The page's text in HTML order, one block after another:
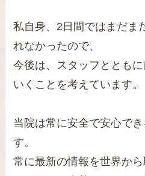
私自身、2日間ではまだま
れなかったので、
今後は、スタッフととも
いくことを考えています。
当院は常に安全で安心で
す。
常に最新の情報を世界か